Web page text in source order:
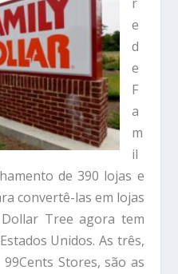
e
d
e
F
a
m
il
de 390 lojas e
convertê-las em lojas
Tree agora tem
Unidos. As três,
Stores, são as